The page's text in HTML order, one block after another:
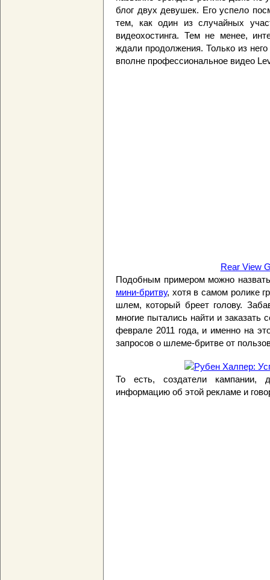
блог двух девушек. Его успело
тем, как один из случайных
видеохостинга. Тем не менее,
ждали продолжения. Только из
вполне профессиональное видео
Rear View
Подобным примером можно
мини-бритву, хотя в самом ролике
шлем, который бреет голову.
многие пытались найти и
феврале 2011 года, и именно на
запросов о шлеме-бритве от
То есть, создатели кампании,
информацию об этой рекламе и